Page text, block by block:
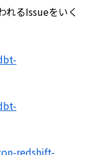
れるIssueをいく
redshift-